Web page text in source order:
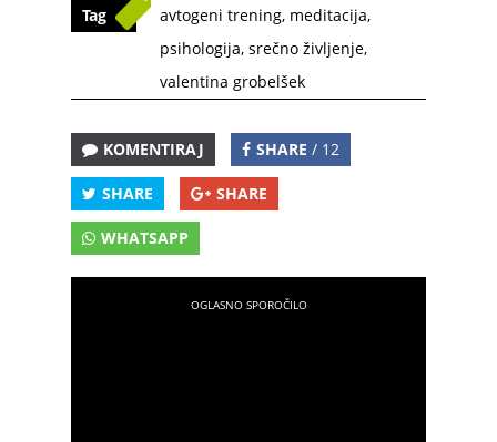
Tag avtogeni trening, meditacija,
psihologija, srečno življenje,
valentina grobelšek
KOMENTIRAJ SHARE / 12
SHARE SHARE
WHATSAPP